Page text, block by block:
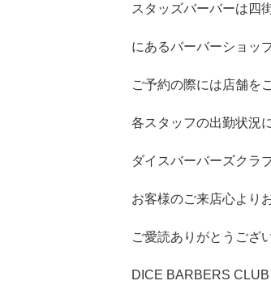
スタッズバーバーは四
にあるバーバーショッ
ご予約の際には店舗を
各スタッフの出勤状況
ダイスバーバーズクラ
お客様のご来店心より
ご愛読ありがとうござ
DICE BARBERS CLUB